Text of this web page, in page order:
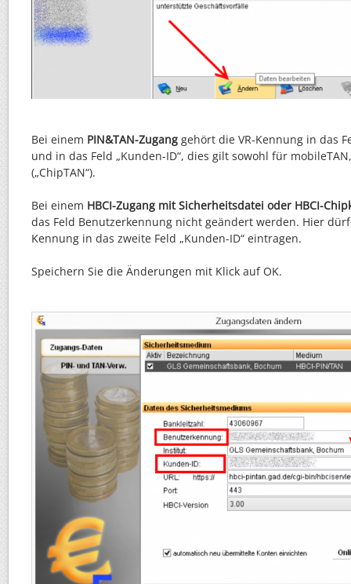
Bei einem PIN&TAN-Zugang gehört die VR-Kennung in das
und in das Feld „Kunden-ID“, dies gilt sowohl für
(„ChipTAN“).
Bei einem HBCI-Zugang mit Sicherheitsdatei oder HBCI-
das Feld Benutzerkennung nicht geändert werden. Hier
Kennung in das zweite Feld „Kunden-ID“ eintragen.
Speichern Sie die Änderungen mit Klick auf OK.